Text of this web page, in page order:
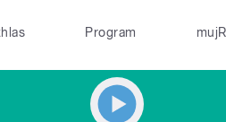
Program